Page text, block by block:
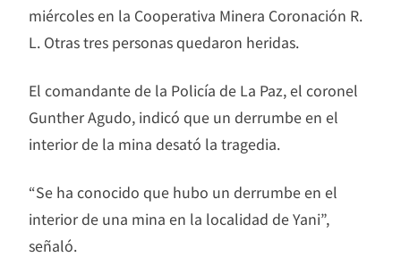
miércoles en la Cooperativa Minera Coronación R.
L. Otras tres personas quedaron heridas.
El comandante de la Policía de La Paz, el coronel
Gunther Agudo, indicó que un derrumbe en el
interior de la mina desató la tragedia.
“Se ha conocido que hubo un derrumbe en el
interior de una mina en la localidad de Yani”,
señaló.